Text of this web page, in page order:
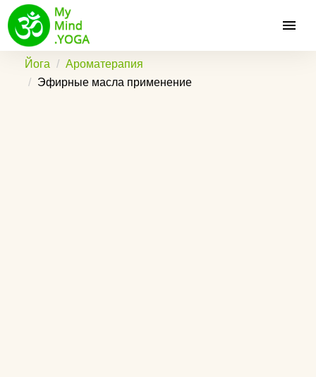
Йога
Ароматерапия
Эфирные масла применение